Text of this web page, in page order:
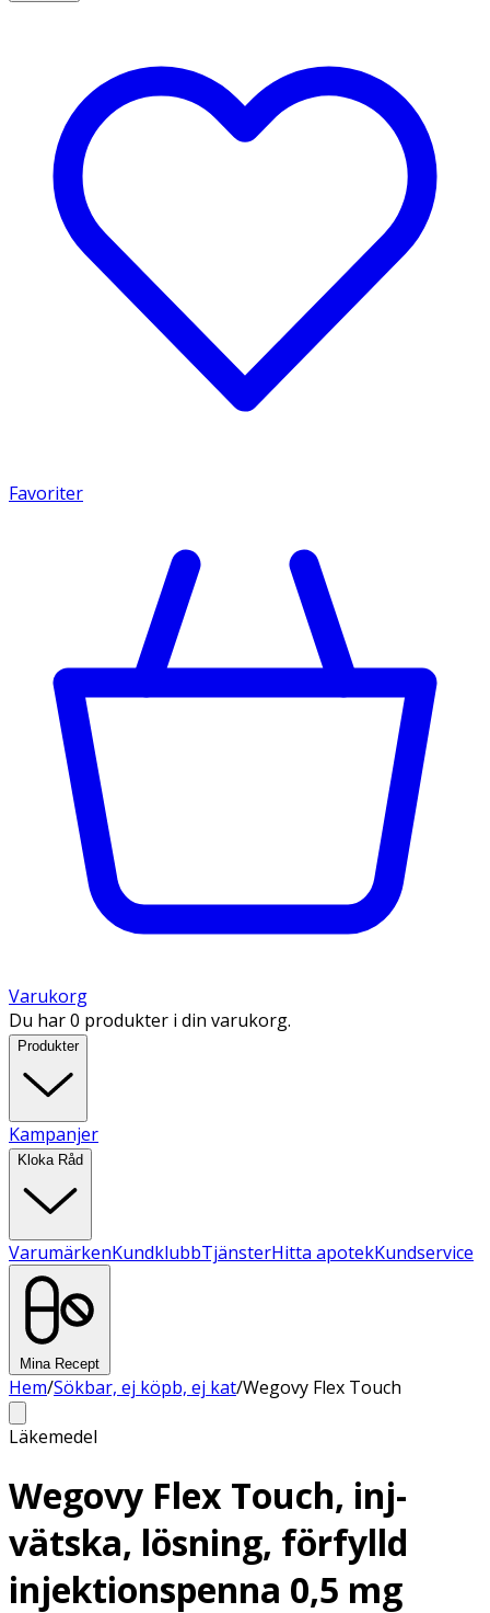
Favoriter
Varukorg
Du har 0 produkter i din varukorg.
Produkter
Kampanjer
Kloka Råd
VarumärkenKundklubbTjänsterHitta apotekKundservice
Mina Recept
Hem/Sökbar, ej köpb, ej kat/Wegovy Flex Touch
Läkemedel
Wegovy Flex Touch, inj-
vätska, lösning, förfylld
injektionspenna 0,5 mg